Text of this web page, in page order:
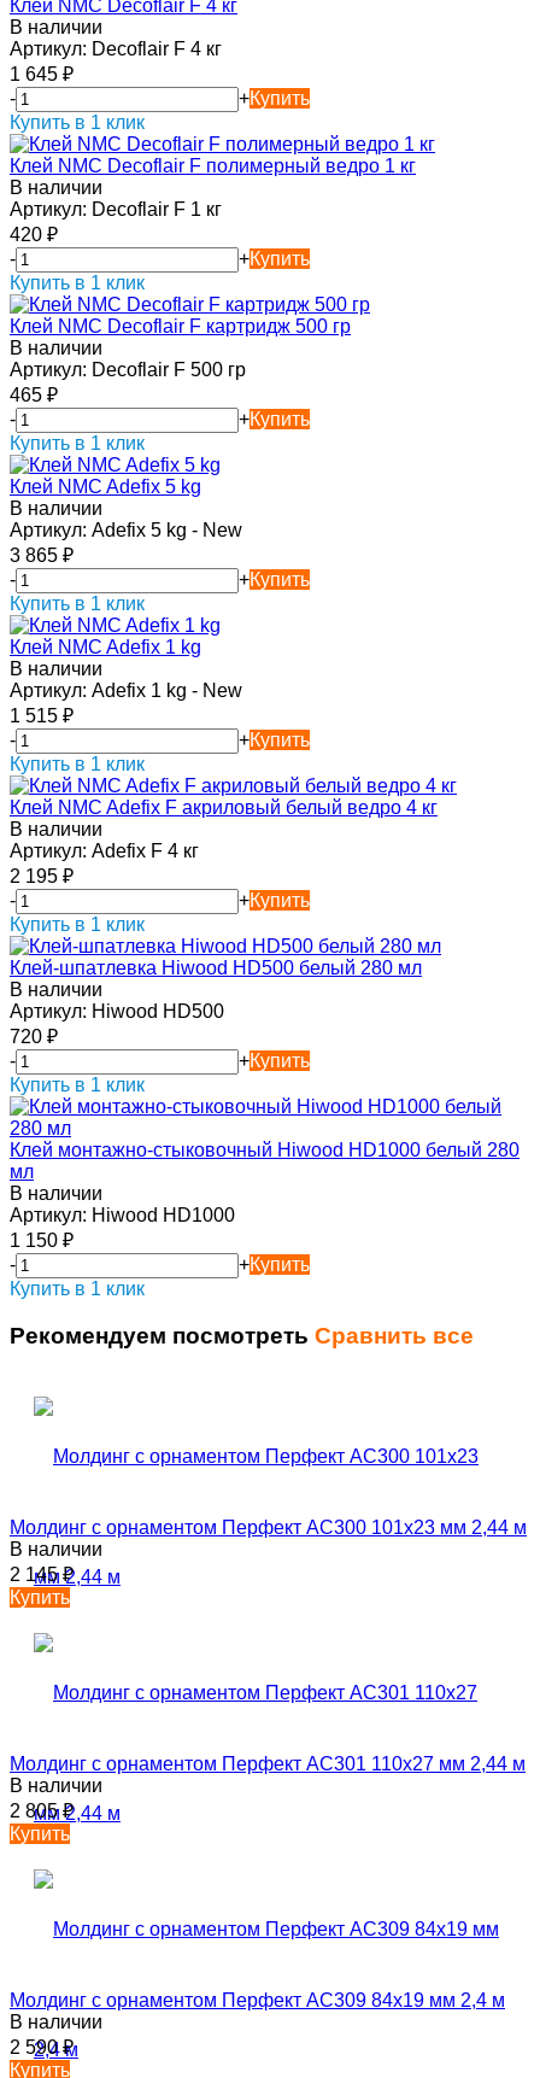
Клей NMC Decoflair F 4 кг
В наличии
Артикул: Decoflair F 4 кг
1 645 ₽
-
+Купить
Купить в 1 клик
Клей NMC Decoflair F полимерный ведро 1 кг
В наличии
Артикул: Decoflair F 1 кг
420 ₽
-
+Купить
Купить в 1 клик
Клей NMC Decoflair F картридж 500 гр
В наличии
Артикул: Decoflair F 500 гр
465 ₽
-
+Купить
Купить в 1 клик
Клей NMC Adefix 5 kg
В наличии
Артикул: Adefix 5 kg - New
3 865 ₽
-
+Купить
Купить в 1 клик
Клей NMC Adefix 1 kg
В наличии
Артикул: Adefix 1 kg - New
1 515 ₽
-
+Купить
Купить в 1 клик
Клей NMC Adefix F акриловый белый ведро 4 кг
В наличии
Артикул: Adefix F 4 кг
2 195 ₽
-
+Купить
Купить в 1 клик
Клей-шпатлевка Hiwood HD500 белый 280 мл
В наличии
Артикул: Hiwood HD500
720 ₽
-
+Купить
Купить в 1 клик
Клей монтажно-стыковочный Hiwood HD1000 белый 280
мл
В наличии
Артикул: Hiwood HD1000
1 150 ₽
-
+Купить
Купить в 1 клик
Рекомендуем посмотреть Сравнить все
Молдинг с орнаментом Перфект AC300 101х23 мм 2,44 м
В наличии
2 145₽
Купить
Молдинг с орнаментом Перфект AC301 110х27 мм 2,44 м
В наличии
2 805₽
Купить
Молдинг с орнаментом Перфект AC309 84х19 мм 2,4 м
В наличии
2 590₽
Купить